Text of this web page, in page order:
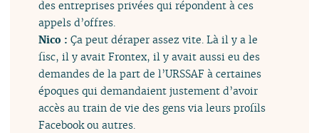
des entreprises privées qui répondent à ces
appels d’offres.
Nico :Ça peut déraper assez vite. Là il y a le
fisc, il y avait Frontex, il y avait aussi eu des
demandes de la part de l’URSSAF à certaines
époques qui demandaient justement d’avoir
accès au train de vie des gens via leurs profils
Facebook ou autres.